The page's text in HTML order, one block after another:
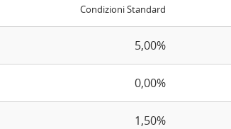
Condizioni Standard
5,00%
0,00%
1,50%